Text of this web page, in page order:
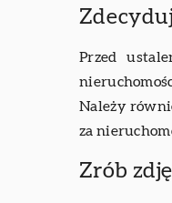
Przed
Należy
za
Zrób